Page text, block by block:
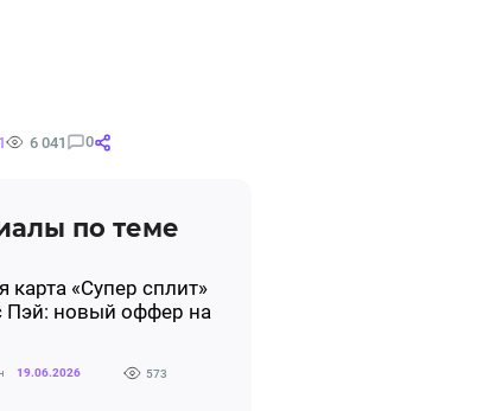
1 6 041 0
по теме
карта «Супер сплит»
Пэй: новый оффер на
19.06.2026 573